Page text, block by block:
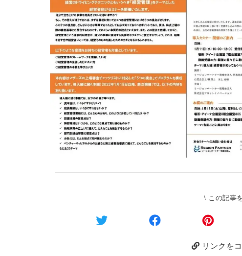
\ この記事
リンクを